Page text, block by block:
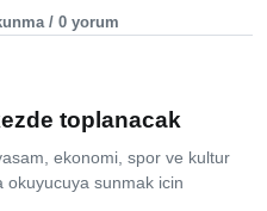
/ 0 yorum
toplanacak
ekonomi, spor ve kultur
okuyucuya sunmak icin